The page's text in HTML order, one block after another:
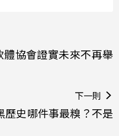
協會證實未來不再舉
下一則
史哪件事最糗？不是